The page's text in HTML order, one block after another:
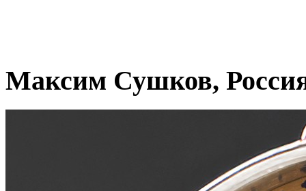
Максим Сушков,